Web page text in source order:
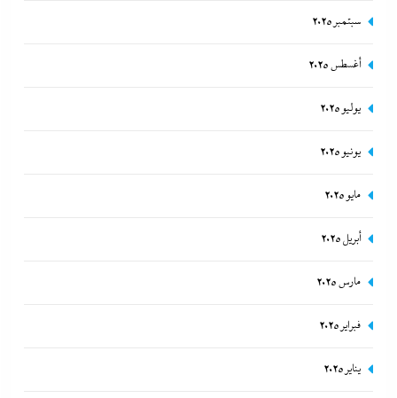
سبتمبر 2025
أغسطس 2025
يوليو 2025
يونيو 2025
مايو 2025
أبريل 2025
مارس 2025
فبراير 2025
يناير 2025